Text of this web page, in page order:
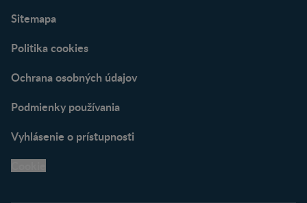
Sitemapa
Politika cookies
Ochrana osobných údajov
Podmienky používania
Vyhlásenie o prístupnosti